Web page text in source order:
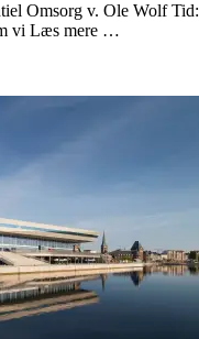
Omsorg v. Ole Wolf
vi Læs mere …